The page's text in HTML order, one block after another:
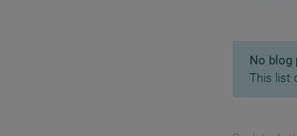
No blog
This list